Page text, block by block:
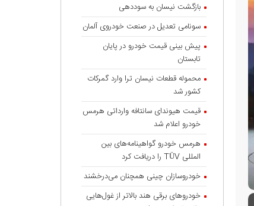
بازگشت نیسان به سوددهی
سونامی تعدیل در صنعت خودروی آلمان
پیش بینی قیمت خودرو در پایان
تابستان
محموله قطعات نیسان ترا وارد گمرکات
کشور شد
قیمت هیوندای سانتافه وارداتی هرمس
خودرو اعلام شد
هرمس خودرو گواهینامه‌های بین
المللی TÜV را دریافت کرد
خودروسازان چینی همچنان می‌درخشند
خودروهای برقی هند بالاتر از غول‌هایی